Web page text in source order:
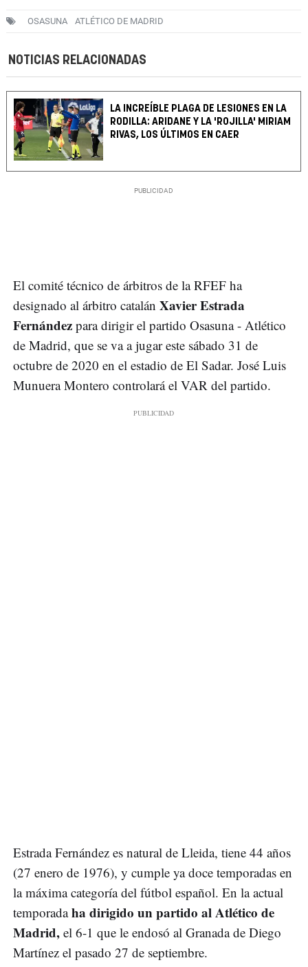
OSASUNA ATLÉTICO DE MADRID
NOTICIAS RELACIONADAS
LA INCREÍBLE PLAGA DE LESIONES EN LA
RODILLA: ARIDANE Y LA 'ROJILLA' MIRIAM
RIVAS, LOS ÚLTIMOS EN CAER
El comité técnico de árbitros de la RFEF ha
designado al árbitro catalán Xavier Estrada
Fernández para dirigir el partido Osasuna - Atlético
de Madrid, que se va a jugar este sábado 31 de
octubre de 2020 en el estadio de El Sadar. José Luis
Munuera Montero controlará el VAR del partido.
Estrada Fernández es natural de Lleida, tiene 44 años
(27 enero de 1976), y cumple ya doce temporadas en
la máxima categoría del fútbol español. En la actual
temporadaha dirigido un partido al Atlético de
Madrid, el 6-1 que le endosó al Granada de Diego
Martínez el pasado 27 de septiembre.